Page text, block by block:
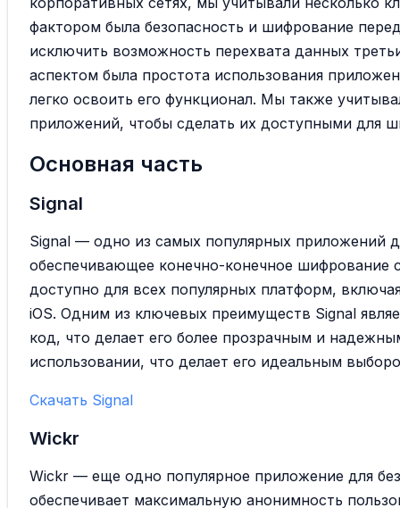
фактором была безопасность и шифрование
исключить возможность перехвата данных
аспектом была простота использования
легко освоить его функционал. Мы также
приложений, чтобы сделать их доступными для
Основная часть
Signal
Signal — одно из самых популярных приложений
обеспечивающее конечно-конечное шифрование
доступно для всех популярных платформ,
iOS. Одним из ключевых преимуществ Signal
код, что делает его более прозрачным и
использовании, что делает его идеальным
Скачать Signal
Wickr
Wickr — еще одно популярное приложение для
обеспечивает максимальную анонимность